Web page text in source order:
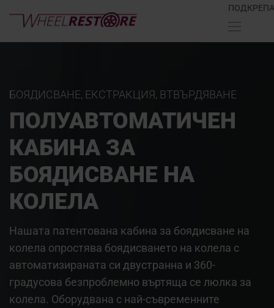
ПОДКРЕПА
БОЯДИСВАНЕ, ЕКСТРАКЦИЯ, ВТВЪРДЯВАНЕ
ПОЛУАВТОМАТИЧЕН
КАБИНА ЗА
БОЯДИСВАНЕ НА
КОЛЕЛА
Нашата патентована кабина за боядисване на
колела опростява боядисването на колела с
автоматизираната си двустранна и 360-
градусова безпроблемно въртяща се люлка за
колела. Оборудвана с най-съвременните